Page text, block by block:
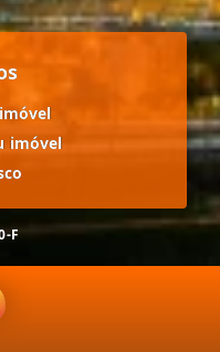
imóvel
F